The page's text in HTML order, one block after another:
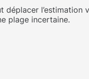
déplacer l’estimation
plage incertaine.